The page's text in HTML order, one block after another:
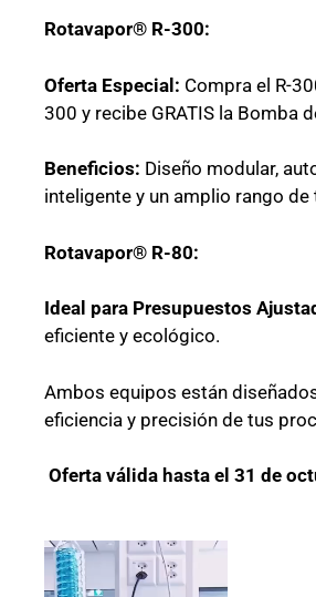
Rotavapor® R-300:
Oferta Especial: Compra el R-
300 y recibe GRATIS la Bomba
Beneficios: Diseño modular,
inteligente y un amplio rango
Rotavapor® R-80:
Ideal para Presupuestos
eficiente y ecológico.
Ambos equipos están
eficiencia y precisión de tus
Oferta válida hasta el 31 de